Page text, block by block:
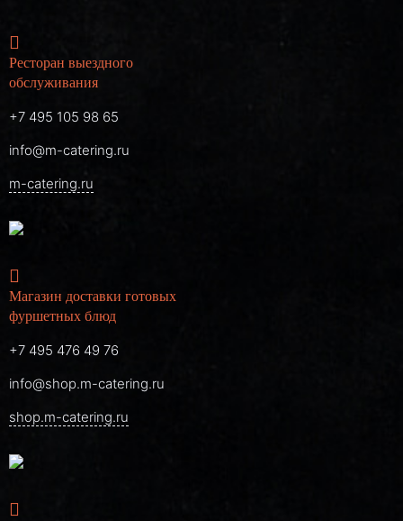
Ресторан выездного
обслуживания
+7 495 105 98 65
info@m-catering.ru
m-catering.ru
Магазин доставки готовых
фуршетных блюд
+7 495 476 49 76
info@shop.m-catering.ru
shop.m-catering.ru